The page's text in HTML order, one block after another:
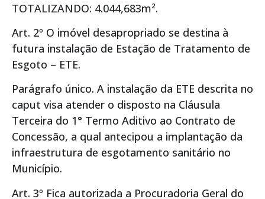
TOTALIZANDO: 4.044,683m².
Art. 2º O imóvel desapropriado se destina à
futura instalação de Estação de Tratamento de
Esgoto – ETE.
Parágrafo único. A instalação da ETE descrita no
caput visa atender o disposto na Cláusula
Terceira do 1° Termo Aditivo ao Contrato de
Concessão, a qual antecipou a implantação da
infraestrutura de esgotamento sanitário no
Município.
Art. 3º Fica autorizada a Procuradoria Geral do